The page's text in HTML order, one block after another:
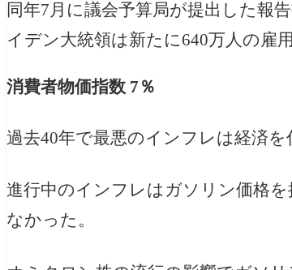
同年7月に議会予算局が提出した報
イデン大統領は新たに640万人の雇
消費者物価指数 7％
過去40年で最悪のインフレは経済
進行中のインフレはガソリン価格
なかった。